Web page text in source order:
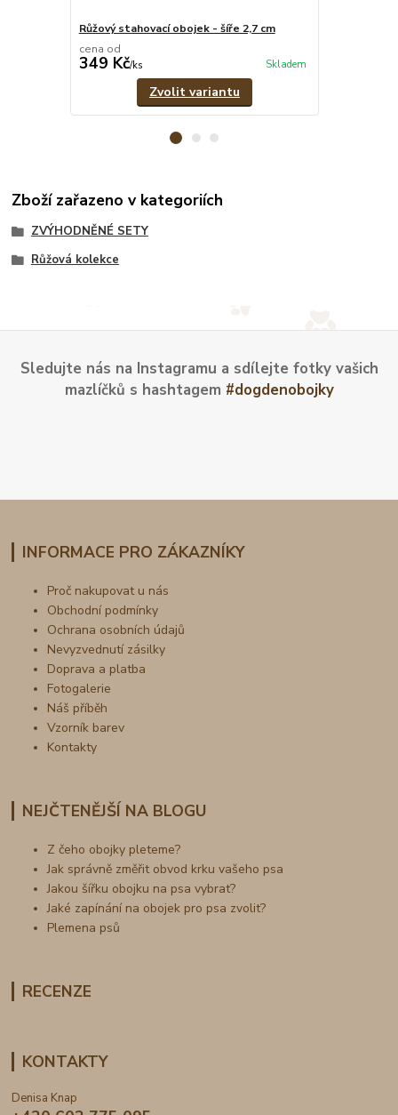
Růžový stahovací obojek - šíře 2,7 cm
cena od
349 Kč/ks Skladem
Zvolit variantu
Zboží zařazeno v kategoriích
ZVÝHODNĚNÉ SETY
Růžová kolekce
Sledujte nás na Instagramu a sdílejte fotky vašich
mazlíčků s hashtagem #dogdenobojky
INFORMACE PRO ZÁKAZNÍKY
Proč nakupovat u nás
Obchodní podmínky
Ochrana osobních údajů
Nevyzvednutí zásilky
Doprava a platba
Fotogalerie
Náš příběh
Vzorník barev
Kontakty
NEJČTENĚJŠÍ NA BLOGU
Z čeho obojky pleteme?
Jak správně změřit obvod krku vašeho psa
Jakou šířku obojku na psa vybrat?
Jaké zapínání na obojek pro psa zvolit?
Plemena psů
RECENZE
KONTAKTY
Denisa Knap